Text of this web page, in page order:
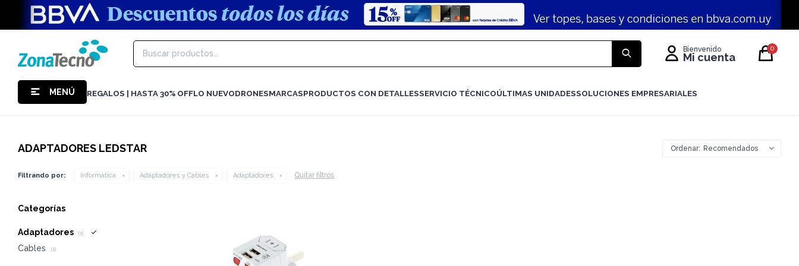
MENÚ REGALOS | HASTA 30% OFFLO NUEVODRONESMARCASPRODUCTOS CON DETALLESSERVICIO TÉCNICOÚLTIMAS UNIDADESSOLUCIONES EMPRESARIALES
0
ADAPTADORES LEDSTAR Recomendados
Filtrando por: Informática Adaptadores y Cables Adaptadores Quitar filtros
Categorías
Adaptadores (1)
Cables (1)